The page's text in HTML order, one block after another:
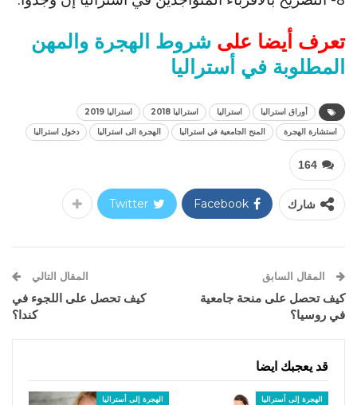
تعرف أيضا على شروط الهجرة والمهن
المطلوبة في أستراليا
أوراق استراليا استراليا استراليا 2018
استراليا 2019
استشارة الهجرة
المنح الجامعية في استراليا الهجرة الى استراليا دخول استراليا
164
شارك Facebook
Twitter
المقال السابق
كيف تحصل على منحة جامعية
في روسيا؟
المقال التالي
كيف تحصل على اللجوء في
كندا؟
قد يعجبك ايضا
الهجرة إلى أستراليا الهجرة إلى أستراليا